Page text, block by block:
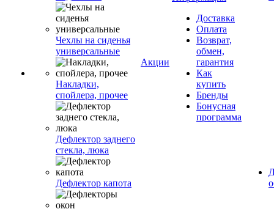
Чехлы на сиденья
универсальные
Накладки,
спойлера, прочее
Дефлектор заднего
стекла, люка
Дефлектор капота
Акции
Доставка
Оплата
Возврат,
обмен,
гарантия
Как
купить
Бренды
Бонусная
программа